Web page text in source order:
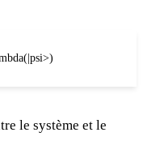
le système et le